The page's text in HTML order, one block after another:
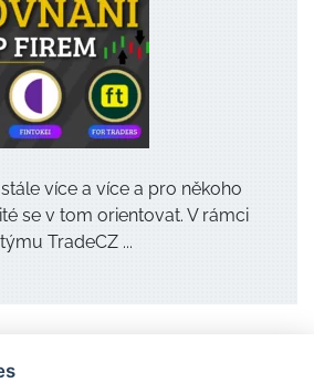
více a více a pro někoho
se v tom orientovat. V rámci
týmu TradeCZ ...